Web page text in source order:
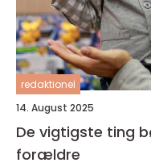
redaktionel
14. August 2025
De vigtigste ting
forældre